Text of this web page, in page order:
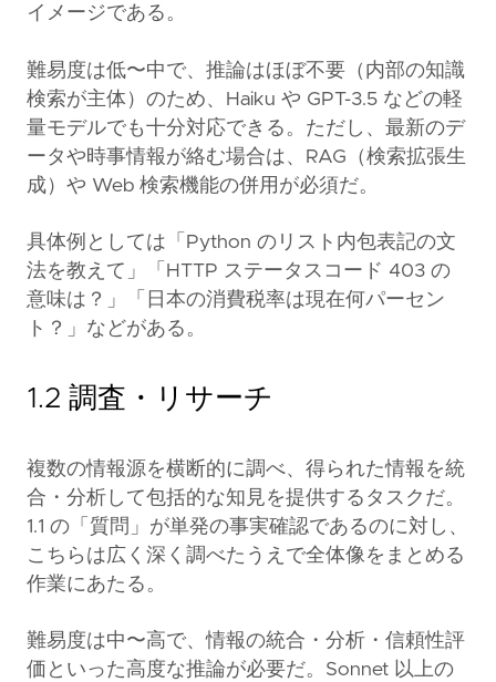
イメージである。
難易度は低〜中で、推論はほぼ不要（内部の知識
検索が主体）のため、Haiku や GPT-3.5 などの軽
量モデルでも十分対応できる。ただし、最新のデ
ータや時事情報が絡む場合は、RAG（検索拡張生
成）や Web 検索機能の併用が必須だ。
具体例としては「Python のリスト内包表記の文
法を教えて」「HTTP ステータスコード 403 の
意味は？」「日本の消費税率は現在何パーセン
ト？」などがある。
1.2 調査・リサーチ
複数の情報源を横断的に調べ、得られた情報を統
合・分析して包括的な知見を提供するタスクだ。
1.1 の「質問」が単発の事実確認であるのに対し、
こちらは広く深く調べたうえで全体像をまとめる
作業にあたる。
難易度は中〜高で、情報の統合・分析・信頼性評
価といった高度な推論が必要だ。Sonnet 以上の